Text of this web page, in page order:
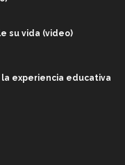
su vida (video)
experiencia educativa